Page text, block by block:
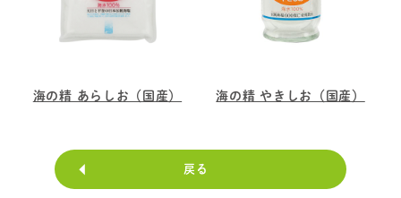
海の精 あらしお（国産） 海の精 やきしお（国産）
戻る